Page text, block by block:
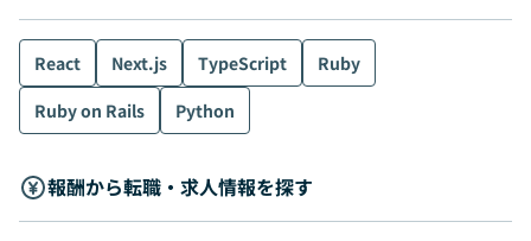
React Next.js TypeScript
Ruby
Ruby on Rails
Python
報酬から転職・求人情報を探す